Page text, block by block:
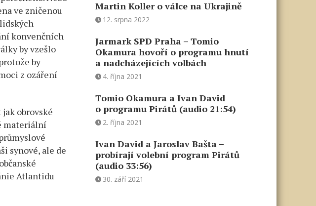
ve zničenou
konvenčních
by vzešlo
by
z ozáření
obrovské
materiální
synové, ale de
Atlantidu
Martin Koller o válce na Ukrajině
12. srpna 2022
Jarmark SPD Praha – Tomio
Okamura hovoří o programu hnutí
a nadcházejících volbách
4. října 2021
Tomio Okamura a Ivan David
o programu Pirátů (audio 21:54)
2. října 2021
Ivan David a Jaroslav Bašta –
probírají volební program Pirátů
(audio 33:56)
30. září 2021